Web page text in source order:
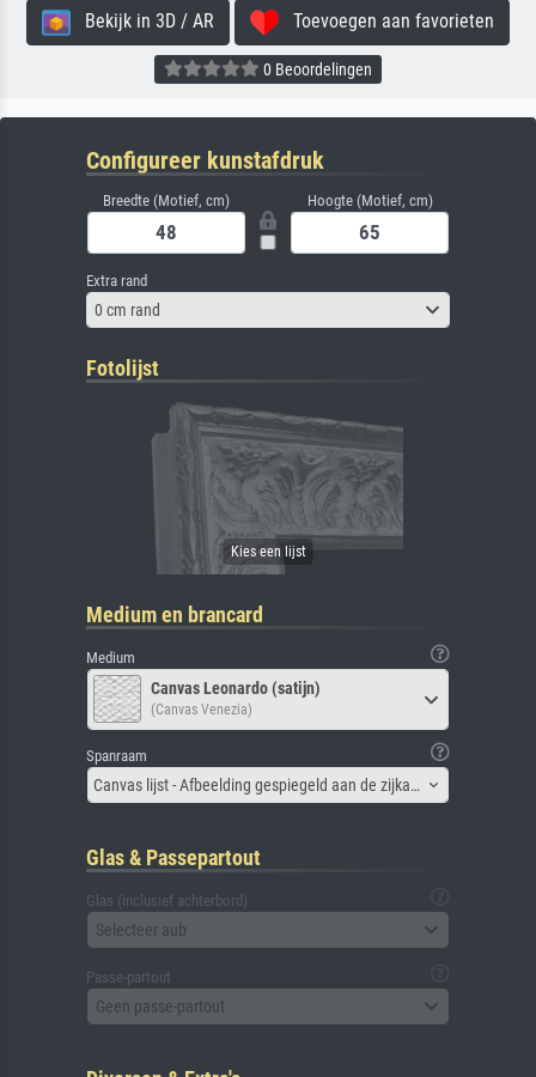
Bekijk in 3D / AR Toevoegen aan favorieten
0 Beoordelingen
Configureer kunstafdruk
Breedte (Motief, cm) Hoogte (Motief, cm)
Extra rand
0 cm rand
Fotolijst
Medium en brancard
Medium
Canvas Leonardo (satijn)
(Canvas Venezia)
Spanraam
Canvas lijst - Afbeelding gespiegeld aan de zijkant
Glas & Passepartout
Glas (inclusief achterbord)
Selecteer aub
Passe-partout
Geen passe-partout